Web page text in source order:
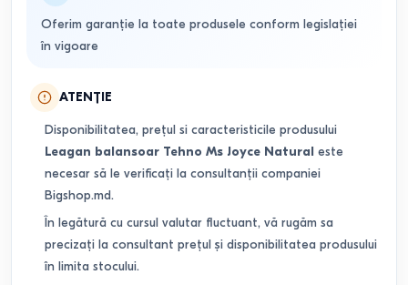
Oferim garanție la toate produsele conform legislației
în vigoare
ATENȚIE
Disponibilitatea, prețul si caracteristicile produsului
Leagan balansoar Tehno Ms Joyce Natural este
necesar să le verificați la consultanții companiei
Bigshop.md.
În legătură cu cursul valutar fluctuant, vă rugăm sa
precizați la consultant prețul și disponibilitatea produsului
în limita stocului.